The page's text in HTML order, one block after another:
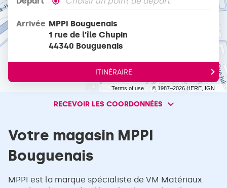
Terms of use © 1987–2026 HERE, IGN
,
un
point
de
VM
MATERIAUX
À
Arrivée MPPI Bouguenais
1 rue de l'île Chupin
44340 Bouguenais
ITINÉRAIRE
JUSQU'AU
POINT
DE
VENTE
RECEVOIR LES COORDONNÉES
RECEVOIR
COORDONNÉES
Votre magasin MPPI
Bouguenais
MPPI est la marque spécialiste de VM Matériaux